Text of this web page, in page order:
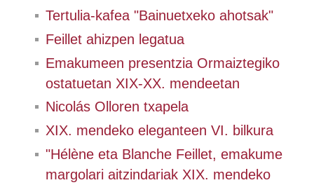
Tertulia-kafea "Bainuetxeko ahotsak"
Feillet ahizpen legatua
Emakumeen presentzia Ormaiztegiko
ostatuetan XIX-XX. mendeetan
Nicolás Olloren txapela
XIX. mendeko eleganteen VI. bilkura
"Hélène eta Blanche Feillet, emakume
margolari aitzindariak XIX. mendeko